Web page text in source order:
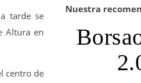
tarde se
Altura en
centro de
Nuestra